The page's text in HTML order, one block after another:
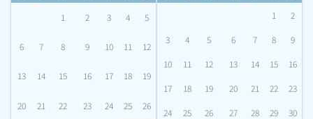
1 2 3 4 5
6 7 8 9 10 11 12
13 14 15 16 17 18 19
20 21 22 23 24 25 26
1 2
3 4 5 6 7 8 9
10 11 12 13 14 15 16
17 18 19 20 21 22 23
24 25 26 27 28 29 30